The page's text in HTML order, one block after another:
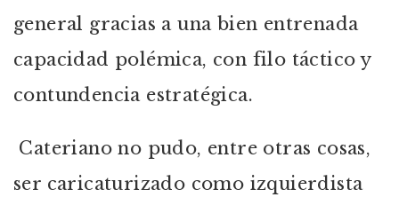
general gracias a una bien entrenada
capacidad polémica, con filo táctico y
contundencia estratégica.
Cateriano no pudo, entre otras cosas,
ser caricaturizado como izquierdista